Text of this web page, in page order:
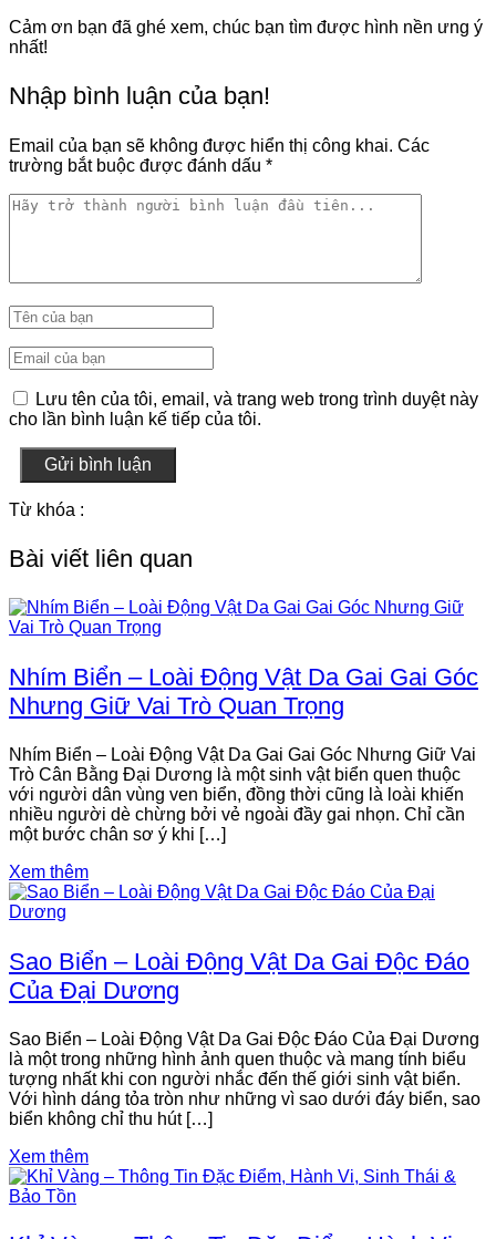
Cảm ơn bạn đã ghé xem, chúc bạn tìm được hình nền ưng ý
nhất!
Nhập bình luận của bạn!
Email của bạn sẽ không được hiển thị công khai. Các
trường bắt buộc được đánh dấu *
Lưu tên của tôi, email, và trang web trong trình duyệt này
cho lần bình luận kế tiếp của tôi.
Gửi bình luận
Từ khóa :
Bài viết liên quan
Nhím Biển – Loài Động Vật Da Gai Gai Góc
Nhưng Giữ Vai Trò Quan Trọng
Nhím Biển – Loài Động Vật Da Gai Gai Góc Nhưng Giữ Vai
Trò Cân Bằng Đại Dương là một sinh vật biển quen thuộc
với người dân vùng ven biển, đồng thời cũng là loài khiến
nhiều người dè chừng bởi vẻ ngoài đầy gai nhọn. Chỉ cần
một bước chân sơ ý khi […]
Xem thêm
Sao Biển – Loài Động Vật Da Gai Độc Đáo
Của Đại Dương
Sao Biển – Loài Động Vật Da Gai Độc Đáo Của Đại Dương
là một trong những hình ảnh quen thuộc và mang tính biểu
tượng nhất khi con người nhắc đến thế giới sinh vật biển.
Với hình dáng tỏa tròn như những vì sao dưới đáy biển, sao
biển không chỉ thu hút […]
Xem thêm